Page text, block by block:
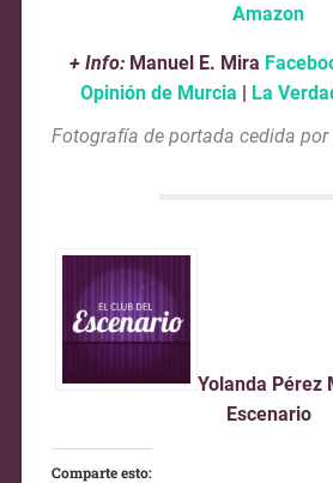
Amazon
+ Info: Manuel E. Mira
Opinión de Murcia | La
Fotografía de portada cedida por
Yolanda Pérez
Escenario
Comparte esto: